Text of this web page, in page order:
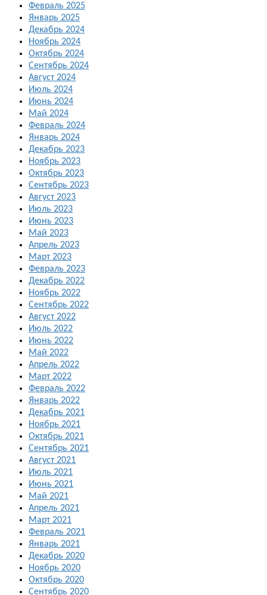
Февраль 2025
Январь 2025
Декабрь 2024
Ноябрь 2024
Октябрь 2024
Сентябрь 2024
Август 2024
Июль 2024
Июнь 2024
Май 2024
Февраль 2024
Январь 2024
Декабрь 2023
Ноябрь 2023
Октябрь 2023
Сентябрь 2023
Август 2023
Июль 2023
Июнь 2023
Май 2023
Апрель 2023
Март 2023
Февраль 2023
Декабрь 2022
Ноябрь 2022
Сентябрь 2022
Август 2022
Июль 2022
Июнь 2022
Май 2022
Апрель 2022
Март 2022
Февраль 2022
Январь 2022
Декабрь 2021
Ноябрь 2021
Октябрь 2021
Сентябрь 2021
Август 2021
Июль 2021
Июнь 2021
Май 2021
Апрель 2021
Март 2021
Февраль 2021
Январь 2021
Декабрь 2020
Ноябрь 2020
Октябрь 2020
Сентябрь 2020